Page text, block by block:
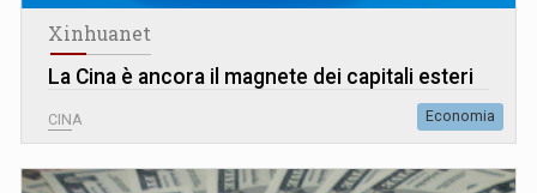
Xinhuanet
La Cina è ancora il magnete dei capitali esteri
CINA Economia